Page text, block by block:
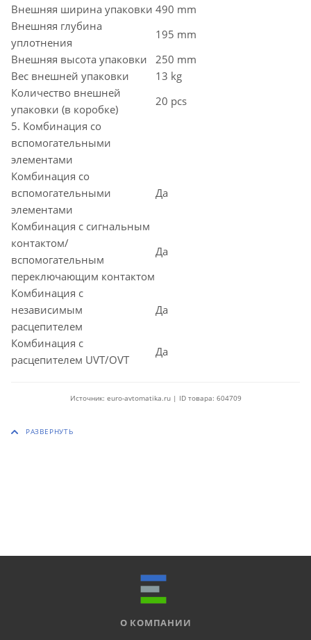
Внешняя ширина упаковки 490 mm
Внешняя глубина
уплотнения
195 mm
Внешняя высота упаковки
250 mm
Вес внешней упаковки
13 kg
Количество внешней
упаковки (в коробке)
20 pcs
5. Комбинация со
вспомогательными
элементами
Комбинация со
вспомогательными
элементами
Да
Комбинация с сигнальным
контактом/
вспомогательным
переключающим контактом
Да
Комбинация с
независимым
расцепителем
Да
Комбинация с
расцепителем UVT/OVT
Да
Источник: euro-avtomatika.ru | ID товара: 604709
О КОМПАНИИ